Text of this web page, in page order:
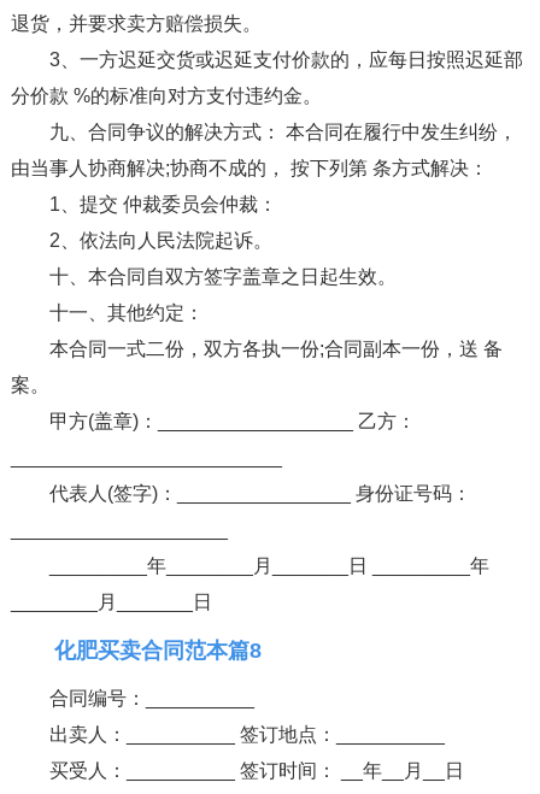
退货，并要求卖方赔偿损失。
3、一方迟延交货或迟延支付价款的，应每日按照迟延部
分价款 %的标准向对方支付违约金。
九、合同争议的解决方式： 本合同在履行中发生纠纷，
由当事人协商解决;协商不成的， 按下列第 条方式解决：
1、提交 仲裁委员会仲裁：
2、依法向人民法院起诉。
十、本合同自双方签字盖章之日起生效。
十一、其他约定：
本合同一式二份，双方各执一份;合同副本一份，送 备
案。
甲方(盖章)：__________________ 乙方：
代表人(签字)：________________ 身份证号码：
_________年________月_______日 _________年
________月_______日
化肥买卖合同范本篇8
合同编号：__________
出卖人：__________ 签订地点：__________
买受人：__________ 签订时间： __年__月__日